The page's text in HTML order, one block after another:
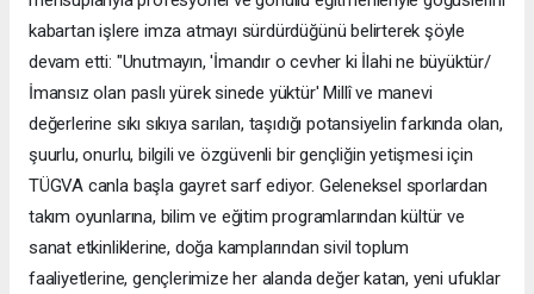
kabartan işlere imza atmayı sürdürdüğünü belirterek şöyle
devam etti: "Unutmayın, 'İmandır o cevher ki İlahi ne büyüktür/
İmansız olan paslı yürek sinede yüktür' Millî ve manevi
değerlerine sıkı sıkıya sarılan, taşıdığı potansiyelin farkında olan,
şuurlu, onurlu, bilgili ve özgüvenli bir gençliğin yetişmesi için
TÜGVA canla başla gayret sarf ediyor. Geleneksel sporlardan
takım oyunlarına, bilim ve eğitim programlarından kültür ve
sanat etkinliklerine, doğa kamplarından sivil toplum
faaliyetlerine, gençlerimize her alanda değer katan, yeni ufuklar